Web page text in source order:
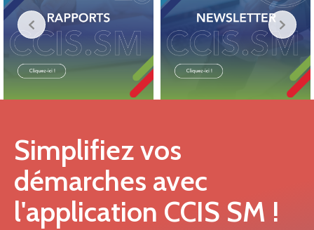
Simplifiez vos
démarches avec
l'application CCIS SM !